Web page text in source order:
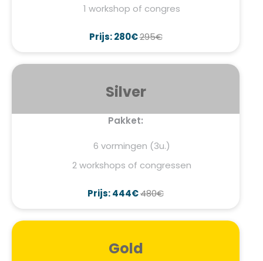
1 workshop of congres
Prijs: 280€295€
Silver
Pakket:
6 vormingen (3u.)
2 workshops of congressen
Prijs: 444€480€
Gold